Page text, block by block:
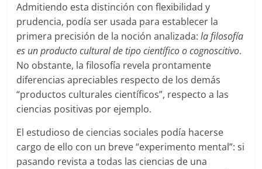
Admitiendo esta distinción con flexibilidad y
prudencia, podía ser usada para establecer la
primera precisión de la noción analizada:la filosofía
es un producto cultural de tipo científico o cognoscitivo.
No obstante, la filosofía revela prontamente
diferencias apreciables respecto de los demás
“productos culturales científicos”, respecto a las
ciencias positivas por ejemplo.
El estudioso de ciencias sociales podía hacerse
cargo de ello con un breve “experimento mental”: si
pasando revista a todas las ciencias de una